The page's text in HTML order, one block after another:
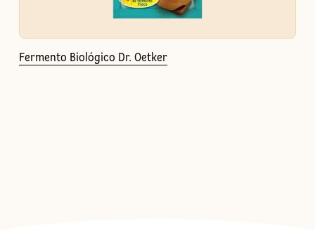
Fermento Biológico Dr. Oetker